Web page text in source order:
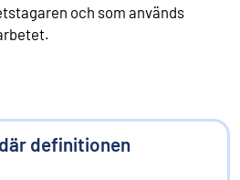
och som används
definitionen